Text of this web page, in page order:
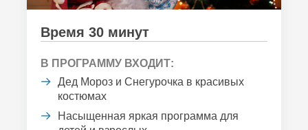
Время 30 минут
В ПРОГРАММУ ВХОДИТ:
Дед Мороз и Снегурочка в красивых
костюмах
Насыщенная яркая программа для